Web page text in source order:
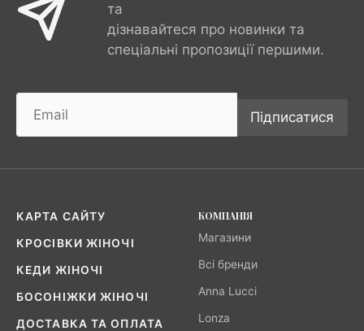
та
дізнавайтеся про новинки та
спеціальні пропозиції першими.
Підписатися
КАРТА САЙТУ
КРОСІВКИ ЖІНОЧІ
КЕДИ ЖІНОЧІ
БОСОНІЖКИ ЖІНОЧІ
ДОСТАВКА ТА ОПЛАТА
КОМПАНІЯ
Магазини
Всі бренди
Anna Lucci
Lonza